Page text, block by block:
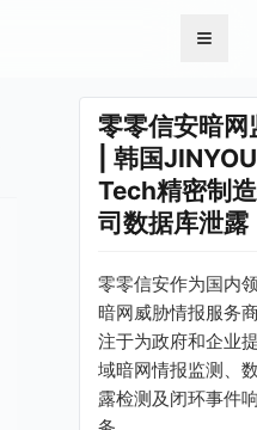
零零信安暗网
| 韩国
Tech精密制
司数据库泄露
零零信安作为国内
暗网威胁情报服务
注于为政府和企业
域暗网情报监测、
露检测及闭环事件